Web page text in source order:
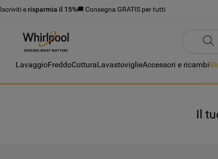
Iscriviti e risparmia il 15%🚚 Consegna GRATIS per tutti
LavaggioFreddoCotturaLavastoviglieAccessori e ricambi
Il